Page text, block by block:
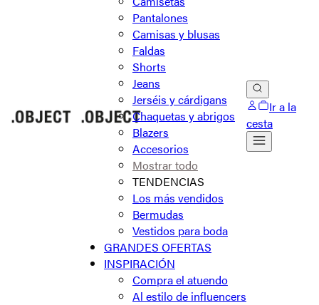
Pantalones
Camisas y blusas
Faldas
Shorts
Jeans
Jerséis y cárdigans
Chaquetas y abrigos
Blazers
Accesorios
Mostrar todo
TENDENCIAS
Los más vendidos
Bermudas
Vestidos para boda
GRANDES OFERTAS
INSPIRACIÓN
Compra el atuendo
Al estilo de influencers
Ir a la
cesta